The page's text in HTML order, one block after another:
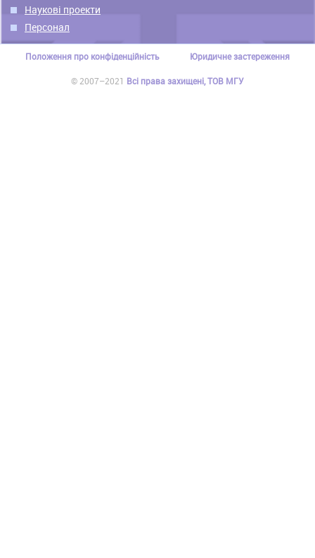
Наукові проекти
Персонал
Положення про конфіденційність Юридичне застереження
© 2007–2021 Всі права захищені, ТОВ МГУ